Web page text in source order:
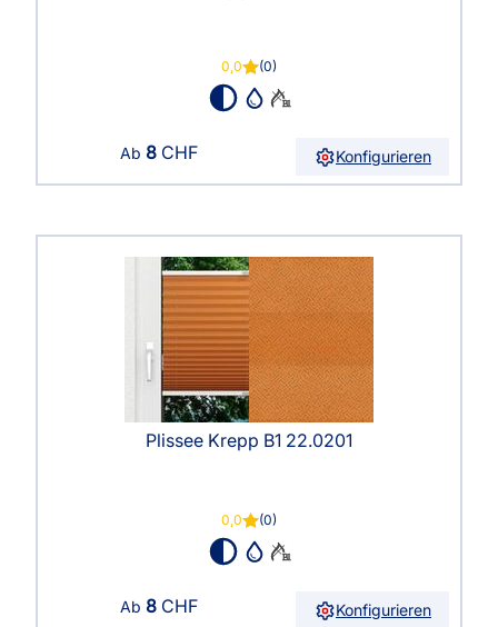
0,0 (0)
Ab 8 CHF Konfigurieren
Plissee Krepp B1 22.0201
0,0 (0)
Ab 8 CHF Konfigurieren